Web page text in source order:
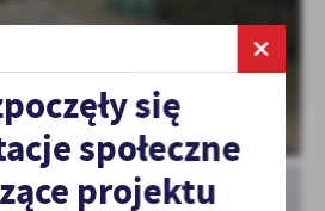
się
społeczne
projektu